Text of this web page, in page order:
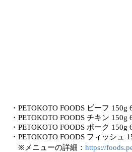
・PETOKOTO FOODS ビーフ 150g
・PETOKOTO FOODS チキン 150g
・PETOKOTO FOODS ポーク 150g
・PETOKOTO FOODS フィッシュ
※メニューの詳細： https://